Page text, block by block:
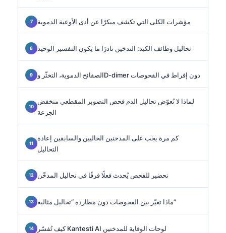
مؤشرات الكلى التي تكشف مبكرًا عن أذى الأوعية الدموية
تحاليل وظائف الكبد: التدخين نادرًا ما يكون التفسير الوحيد
الصفائح الدموية، التخثّر وD-dimer دون إفراط في الفحوصات
لماذا لا تُعوّض تحاليل الدم فحص التصوير المقطعي منخفض
الجرعة
كم مرة يجب على المدخنين الحاليين والسابقين إعادة
التحاليل
تحضير للفحص يُحدث فعلًا فرقًا في تحاليل المدخّن
ماذا تغيّر بين الفحوصات دون مطاردة “تحاليل مثالية”
كيف تُفسّر Kantesti AI لوحات الوقاية للمدخنين